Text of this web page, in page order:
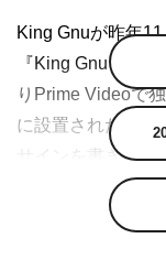
King Gnuが昨年
『King Gnu Live
りPrime Videoで
に設置された巨大
サインを書き入れ
今回の配信に際
CROSSING